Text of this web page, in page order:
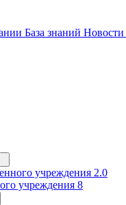
База знаний Новости
учреждения 2.0
учреждения 8